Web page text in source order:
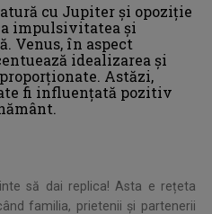
cu Jupiter și opoziție
impulsivitatea și
Venus, în aspect
idealizarea și
Astăzi,
fi influenţată pozitiv
să dai replica! Asta e rețeta
familia, prietenii și partenerii